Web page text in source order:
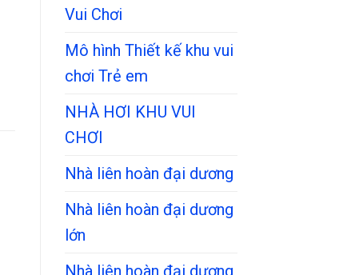
Vui Chơi
Mô hình Thiết kế khu vui
chơi Trẻ em
NHÀ HƠI KHU VUI
CHƠI
Nhà liên hoàn đại dương
Nhà liên hoàn đại dương
lớn